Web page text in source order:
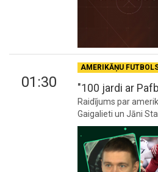
01:30
AMERIKĀŅU
"100 jardi ar
Raidījums par
Gaigalieti un Jāni